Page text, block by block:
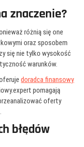
znaczenie?
różnią się one
oraz sposobem
się nie tylko wysokość
warunków.
doradca finansowy
pomagają
oferty
błędów